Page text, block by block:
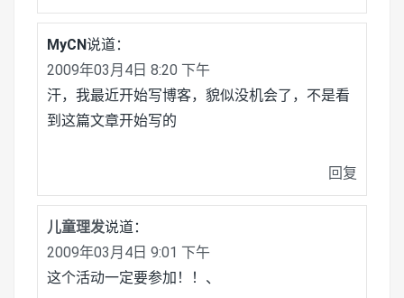
MyCN说道：
2009年03月4日 8:20 下午
汗，我最近开始写博客，貌似没机会了，不是看
到这篇文章开始写的
回复
儿童理发说道：
2009年03月4日 9:01 下午
这个活动一定要参加！！、